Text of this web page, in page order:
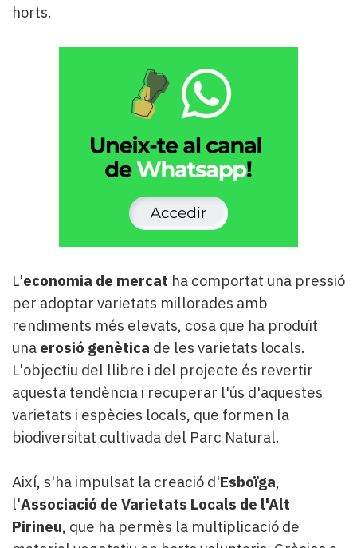
horts.
L'economia de mercat ha comportat una pressió
per adoptar varietats millorades amb
rendiments més elevats, cosa que ha produït
una erosió genètica de les varietats locals.
L'objectiu del llibre i del projecte és revertir
aquesta tendència i recuperar l'ús d'aquestes
varietats i espècies locals, que formen la
biodiversitat cultivada del Parc Natural.
Així, s'ha impulsat la creació d'Esboïga,
l'Associació de Varietats Locals de l'Alt
Pirineu, que ha permès la multiplicació de